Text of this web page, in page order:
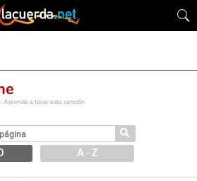
Aprende a tocar esta canción
⚲
A - Z